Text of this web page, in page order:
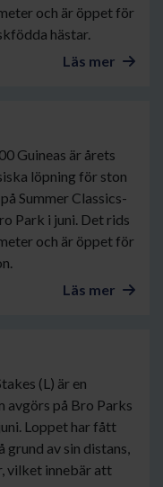
och är öppet för
hästar.
Läs mer
Guineas är årets
löpning för ston
Summer Classics-
Park i juni. Det rids
och är öppet för
Läs mer
(L) är en
avgörs på Bro Parks
Loppet har fått
grund av sin distans,
vilket innebär att